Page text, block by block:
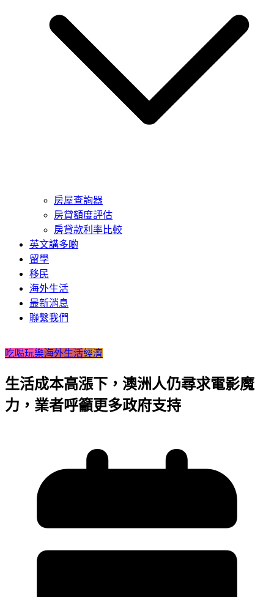
房屋查詢器
房貸額度評估
房貸款利率比較
英文講多啲
留學
移民
海外生活
最新消息
聯繫我們
吃喝玩樂海外生活經濟
生活成本高漲下，澳洲人仍尋求電影魔
力，業者呼籲更多政府支持